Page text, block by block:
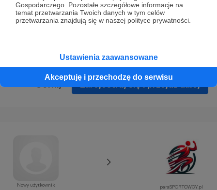
Gospodarczego. Pozostałe szczegółowe informacje na
temat przetwarzania Twoich danych w tym celów
przetwarzania znajdują się w naszej polityce prywatności.
Ustawienia zaawansowane
Akceptuję i przechodzę do serwisu
zmieniona w ustawieniach konta.
Zarejestruj się i przejdź dalej
Nowy użytkownik paraSPORTOWCY.pl